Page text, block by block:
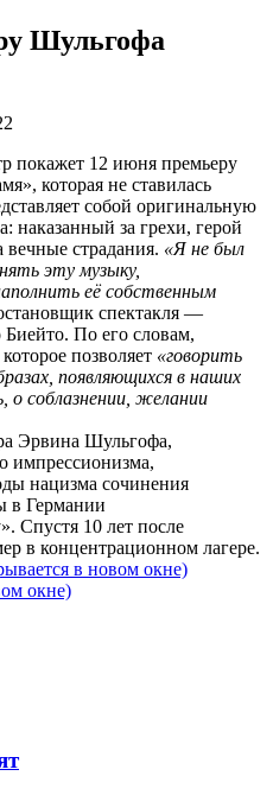
Шульгофа
покажет 12 июня премьеру
которая не ставилась
собой оригинальную
наказанный за грехи, герой
страдания. «Я не был
эту музыку,
её собственным
спектакля —
По его словам,
позволяет «говорить
появляющихся в наших
о соблазнении, желании
Эрвина Шульгофа,
импрессионизма,
нацизма сочинения
в Германии
Спустя 10 лет после
в концентрационном лагере.
в новом окне)
окне)